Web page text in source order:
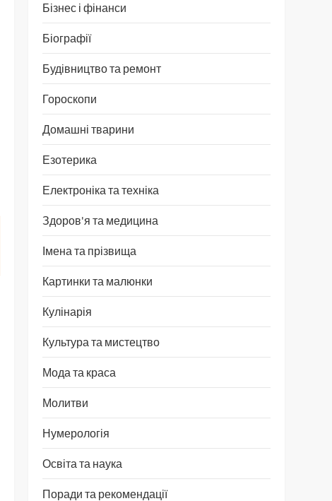
Бізнес і фінанси
Біографії
Будівництво та ремонт
Гороскопи
Домашні тварини
Езотерика
Електроніка та техніка
Здоров'я та медицина
Імена та прізвища
Картинки та малюнки
Кулінарія
Культура та мистецтво
Мода та краса
Молитви
Нумерологія
Освіта та наука
Поради та рекомендації